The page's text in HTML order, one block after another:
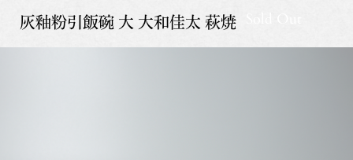
灰釉粉引飯碗 大 大和佳太 萩焼